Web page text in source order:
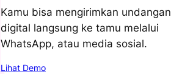
Kamu bisa mengirimkan undangan
digital langsung ke tamu melalui
WhatsApp, atau media sosial.
Lihat Demo